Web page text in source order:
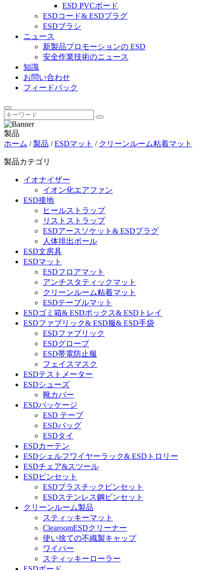
ESD PVCボード
ESDコード& ESDプラグ
ESDブラシ
ニュース
新製品プロモーションの ESD
安全作業技術のニュース
知識
お問い合わせ
フィードバック
製品
ホーム /製品 /ESDマット / クリーンルーム粘着マット
製品カテゴリ
イオナイザー
イオン化エアファン
ESD接地
ヒールストラップ
リストストラップ
ESDアースソケット& ESDプラグ
人体排出ボール
ESD文房具
ESDマット
ESDフロアマット
アンチスタティックマット
クリーンルーム粘着マット
ESDテーブルマット
ESDゴミ箱& ESDボックス& ESDトレイ
ESDファブリック& ESD服& ESD手袋
ESDファブリック
ESDグローブ
ESD帯電防止服
フェイスマスク
ESDテストメーター
ESDシューズ
靴カバー
ESDパッケージ
ESD テープ
ESDバッグ
ESDタイ
ESDカーテン
ESDシェルフワイヤーラック& ESDトロリー
ESDチェア&スツール
ESDピンセット
ESDプラスチックピンセット
ESDステンレス鋼ピンセット
クリーンルーム製品
スティッキーマット
ClearoomESDクリーナー
使い捨ての不織製キャップ
ワイパー
スティッキーローラー